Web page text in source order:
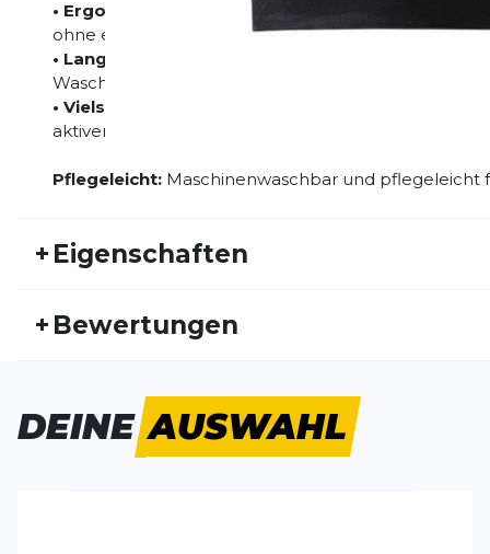
• Ergonomische Passform:
Ein körpernahes
ohne einzuengen.
• Langlebigkeit:
Waschen in Top-Zustand.
• Vielseitigkeit:
Ideal für eine Vielzahl von
aktiven Alltag.
Pflegeleicht: Maschinenwaschbar und pflegeleicht
+ Eigenschaften
Geschlecht:
+ Bewertungen
Bisher hat noch niemand dieses Produkt bewertet.
SCHREIBE EINE BEWERTUNG
DEINEAUSWAHL